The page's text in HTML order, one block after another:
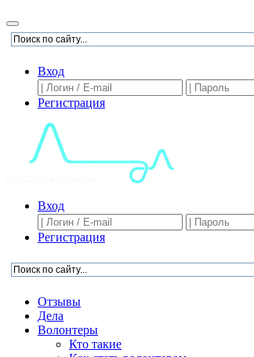
Вход
Регистрация
Вход
Регистрация
Отзывы
Дела
Волонтеры
Кто такие